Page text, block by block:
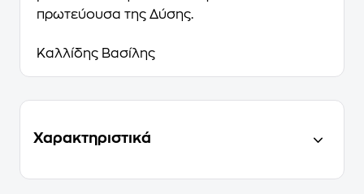
πρωτεύουσα της Δύσης.
Καλλίδης Βασίλης
Χαρακτηριστικά